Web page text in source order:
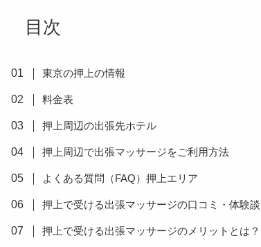
目次
東京の押上の情報
料金表
押上周辺の出張先ホテル
押上周辺で出張マッサージをご利用方法
よくある質問（FAQ）押上エリア
押上で受ける出張マッサージの口コミ・体験談
押上で受ける出張マッサージのメリットとは？